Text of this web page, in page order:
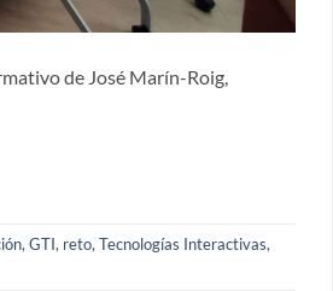
de José Marín-Roig,
,GTI, reto,Tecnologías Interactivas,